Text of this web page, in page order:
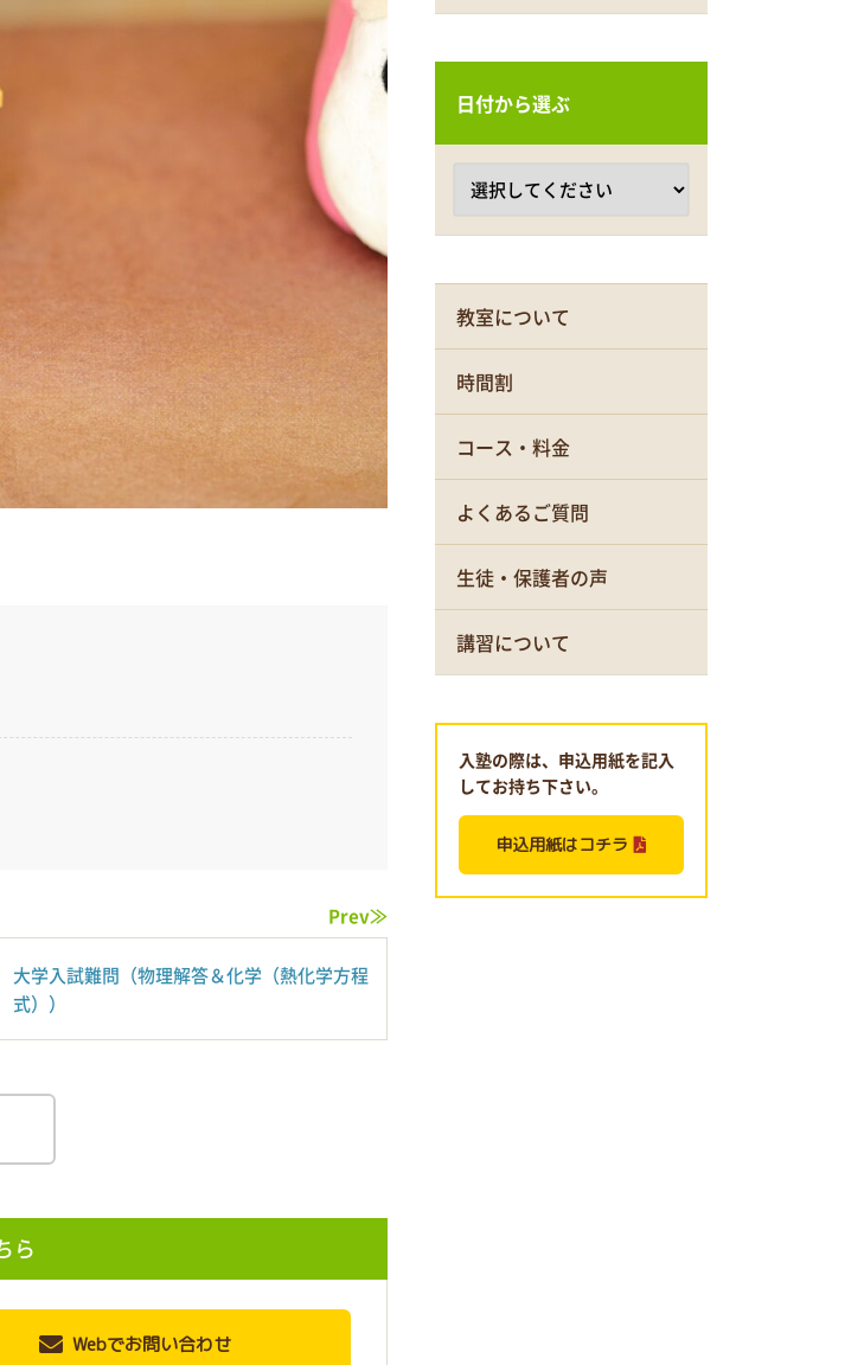
Prev≫
大学入試難問（物理解答＆化学（熱化学方程
式））
ら
Webでお問い合わせ
日付から選ぶ
教室について
時間割
コース・料金
よくあるご質問
生徒・保護者の声
講習について
入塾の際は、申込用紙を記入
してお持ち下さい。
申込用紙はコチラ